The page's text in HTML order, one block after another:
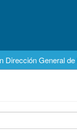
Dirección General